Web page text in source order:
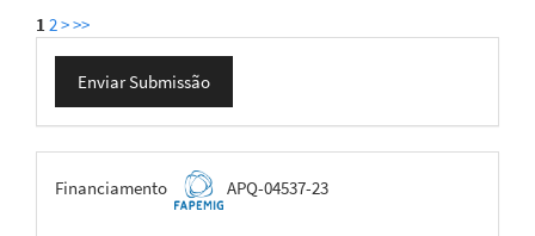
1 2>>>
Enviar
Submissão
Enviar Submissão
FAPEMIG
Financiamento APQ-04537-23